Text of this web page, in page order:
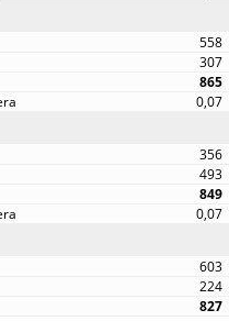
558
307
865
0,07
356
493
849
0,07
603
224
827